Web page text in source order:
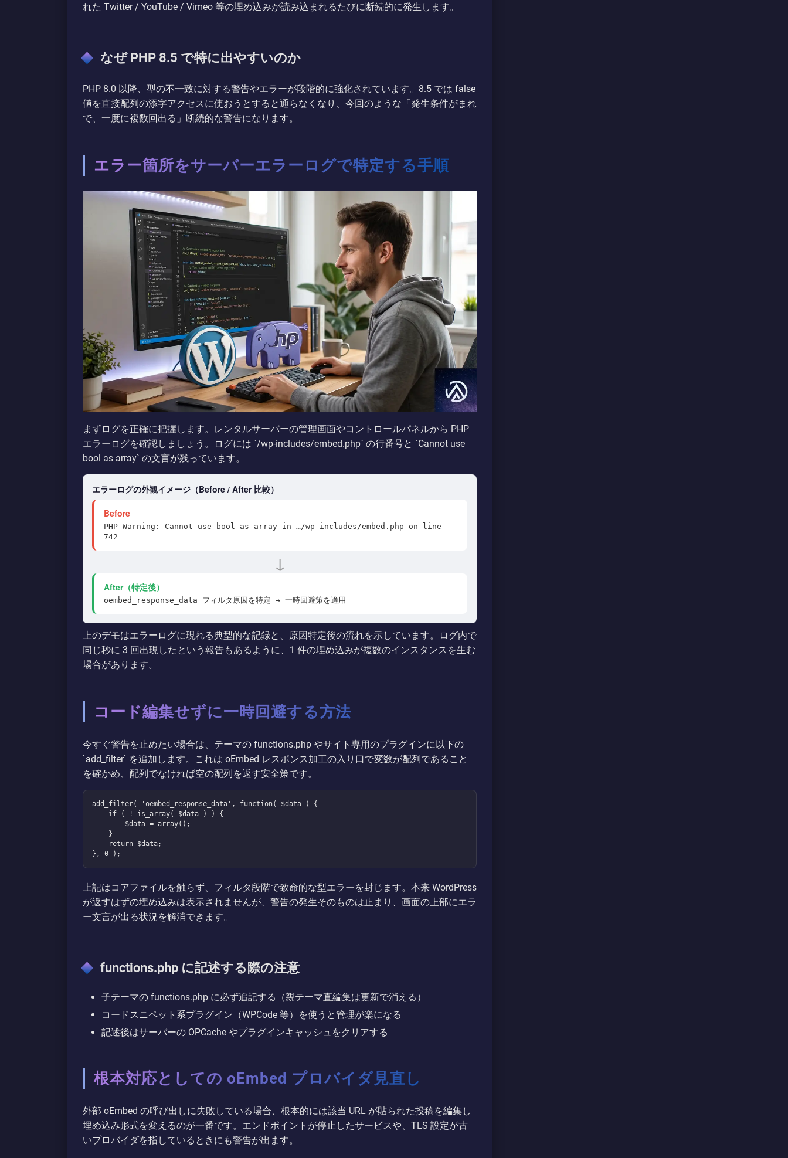
れた Twitter / YouTube / Vimeo 等の埋め込みが読み込まれるたびに断続的に発生します。
なぜ PHP 8.5 で特に出やすいのか
PHP 8.0 以降、型の不一致に対する警告やエラーが段階的に強化されています。8.5 では false
値を直接配列の添字アクセスに使おうとすると通らなくなり、今回のような「発生条件がまれ
で、一度に複数回出る」断続的な警告になります。
エラー箇所をサーバーエラーログで特定する手順
まずログを正確に把握します。レンタルサーバーの管理画面やコントロールパネルから PHP
エラーログを確認しましょう。ログには `/wp-includes/embed.php` の行番号と `Cannot use
bool as array` の文言が残っています。
エラーログの外観イメージ（Before / After 比較）
Before
PHP Warning: Cannot use bool as array in …/wp-includes/embed.php on line
742
↓
After（特定後）
oembed_response_data フィルタ原因を特定 → 一時回避策を適用
上のデモはエラーログに現れる典型的な記録と、原因特定後の流れを示しています。ログ内で
同じ秒に 3 回出現したという報告もあるように、1 件の埋め込みが複数のインスタンスを生む
場合があります。
コード編集せずに一時回避する方法
今すぐ警告を止めたい場合は、テーマの functions.php やサイト専用のプラグインに以下の
`add_filter` を追加します。これは oEmbed レスポンス加工の入り口で変数が配列であること
を確かめ、配列でなければ空の配列を返す安全策です。
add_filter( 'oembed_response_data', function( $data ) {
}, 0 );
上記はコアファイルを触らず、フィルタ段階で致命的な型エラーを封じます。本来 WordPress
が返すはずの埋め込みは表示されませんが、警告の発生そのものは止まり、画面の上部にエラ
ー文言が出る状況を解消できます。
functions.php に記述する際の注意
子テーマの functions.php に必ず追記する（親テーマ直編集は更新で消える）
コードスニペット系プラグイン（WPCode 等）を使うと管理が楽になる
記述後はサーバーの OPCache やプラグインキャッシュをクリアする
根本対応としての oEmbed プロバイダ見直し
外部 oEmbed の呼び出しに失敗している場合、根本的には該当 URL が貼られた投稿を編集し
埋め込み形式を変えるのが一番です。エンドポイントが停止したサービスや、TLS 設定が古
いプロバイダを指しているときにも警告が出ます。